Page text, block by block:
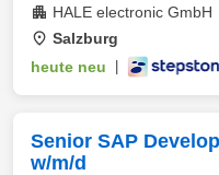
HALE electronic GmbH
Salzburg
heute neu
Senior SAP
w/m/d